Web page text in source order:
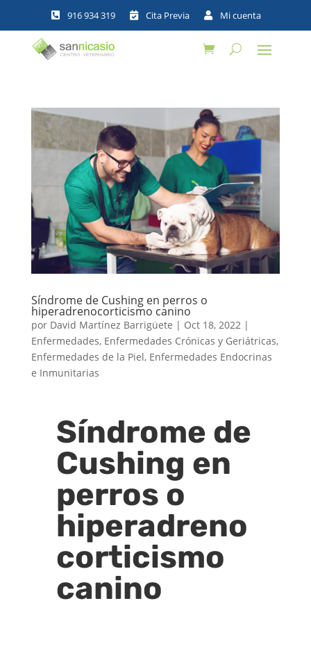
  
Síndrome de Cushing en perros o
hiperadrenocorticismo canino
por David Martínez Barrigüete | Oct 18, 2022 |
Enfermedades, Enfermedades Crónicas y Geriátricas,
Enfermedades de la Piel, Enfermedades Endocrinas
e Inmunitarias
Síndrome de
Cushing en
perros o
hiperadreno
corticismo
canino